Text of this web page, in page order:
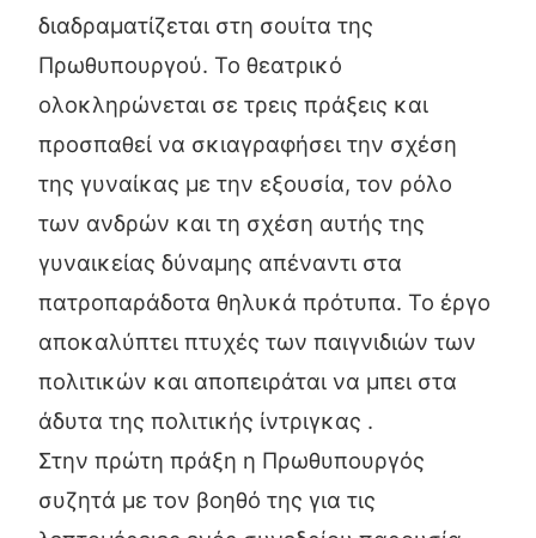
διαδραματίζεται στη σουίτα της
Πρωθυπουργού. Το θεατρικό
ολοκληρώνεται σε τρεις πράξεις και
προσπαθεί να σκιαγραφήσει την σχέση
της γυναίκας με την εξουσία, τον ρόλο
των ανδρών και τη σχέση αυτής της
γυναικείας δύναμης απέναντι στα
πατροπαράδοτα θηλυκά πρότυπα. Το έργο
αποκαλύπτει πτυχές των παιγνιδιών των
πολιτικών και αποπειράται να μπει στα
άδυτα της πολιτικής ίντριγκας .
Στην πρώτη πράξη η Πρωθυπουργός
συζητά με τον βοηθό της για τις